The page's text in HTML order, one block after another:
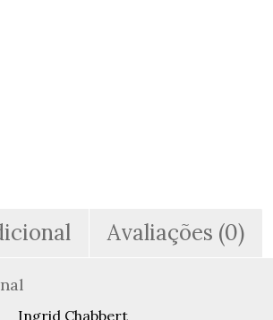
Avaliações (0)
Ingrid Chabbert